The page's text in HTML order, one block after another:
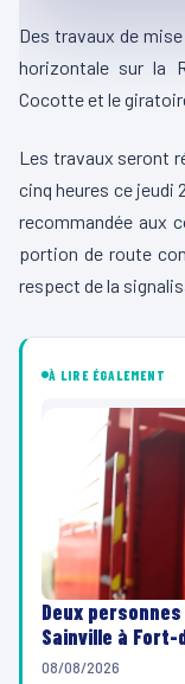
Des travaux de
horizontale sur la
Cocotte et le
Les travaux seront
cinq heures ce jeudi
recommandée aux
portion de route
respect de la
À LIRE ÉGALEMENT
Deux
Sainville à Fort-
08/08/2026